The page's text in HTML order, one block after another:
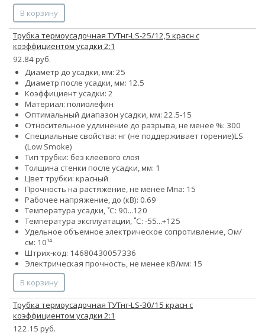
В корзину
Трубка термоусадочная ТУТнг-LS-25/12,5 красн с
коэффициентом усадки 2:1
92.84 руб.
Диаметр до усадки, мм: 25
Диаметр после усадки, мм: 12.5
Коэффициент усадки: 2
Материал: полиолефин
Оптимальный диапазон усадки, мм: 22.5-15
Относительное удлинение до разрыва, не менее %: 300
Специальные свойства: нг (не поддерживает горение)LS
(Low Smoke)
Тип трубки: без клеевого слоя
Толщина стенки после усадки, мм: 1
Цвет трубки: красный
Прочность на растяжение, не менее Мпа: 15
Рабочее напряжение, до (кВ): 0.69
Температура усадки, ˚С: 90...120
Температура эксплуатации, ˚С: -55...+125
Удельное объемное электрическое сопротивление, Ом/
см: 10¹⁴
Штрих-код: 14680430057336
Электрическая прочность, не менее кВ/мм: 15
В корзину
Трубка термоусадочная ТУТнг-LS-30/15 красн с
коэффициентом усадки 2:1
122.15 руб.